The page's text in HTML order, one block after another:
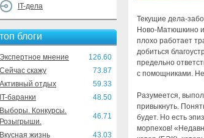
IT-дела
топ блоги
Экспертное мнение
126.60
Сейчас скажу
73.87
Активный отдых
59.33
IT-баранки
48.50
Выборы. Конкурсы.
Розыгрыши.
46.71
Вкусная жизнь
43.03
Текущие дела-
Ново-Матюшкино
плохо работает
добиться
предельно
с помощниками.
Разумеется,
привыкнуть.
будет. Но есть
морпехов!